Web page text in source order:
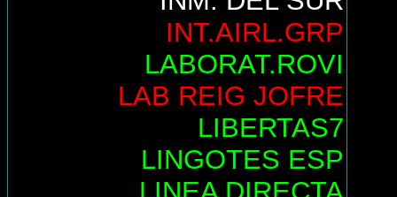
INT.AIRL.GRP
LABORAT.ROVI
LAB REIG JOFRE
LIBERTAS7
LINGOTES ESP